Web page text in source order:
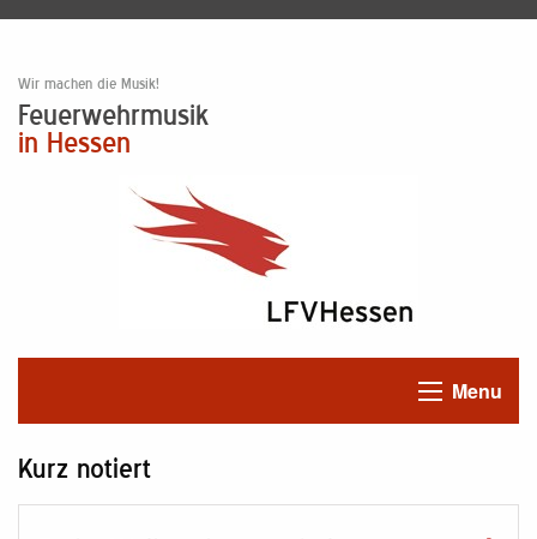
Wir machen die Musik!
Feuerwehrmusik
in Hessen
Menu
Kurz notiert